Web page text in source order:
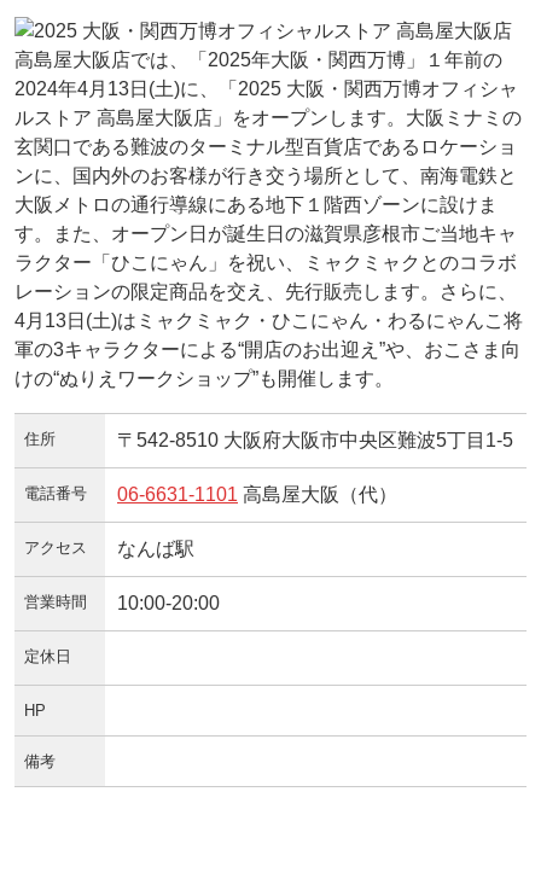
高島屋大阪店では、「2025年大阪・関西万博」１年前の
2024年4月13日(土)に、「2025 大阪・関西万博オフィシャ
ルストア 高島屋大阪店」をオープンします。大阪ミナミの
玄関口である難波のターミナル型百貨店であるロケーショ
ンに、国内外のお客様が行き交う場所として、南海電鉄と
大阪メトロの通行導線にある地下１階西ゾーンに設けま
す。また、オープン日が誕生日の滋賀県彦根市ご当地キャ
ラクター「ひこにゃん」を祝い、ミャクミャクとのコラボ
レーションの限定商品を交え、先行販売します。さらに、
4月13日(土)はミャクミャク・ひこにゃん・わるにゃんこ将
軍の3キャラクターによる“開店のお出迎え”や、おこさま向
けの“ぬりえワークショップ”も開催します。
住所 〒542-8510 大阪府大阪市中央区難波5丁目1-5
電話番号 06-6631-1101 高島屋大阪（代）
アクセス なんば駅
営業時間 10:00-20:00
定休日
HP
備考